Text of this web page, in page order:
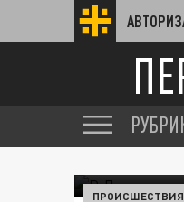
ПРОИСШЕСТВИЯ